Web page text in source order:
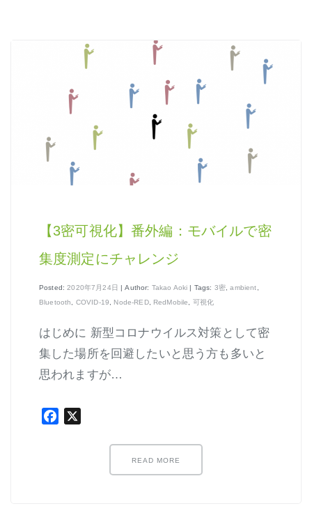
【3密可視化】番外編：モバイルで密
集度測定にチャレンジ
Posted:2020年7月24日 | Author: Takao Aoki | Tags: 3密,ambient,
Bluetooth, COVID-19, Node-RED, RedMobile, 可視化
はじめに 新型コロナウイルス対策として密
集した場所を回避したいと思う方も多いと
思われますが…
Facebook
READ MORE